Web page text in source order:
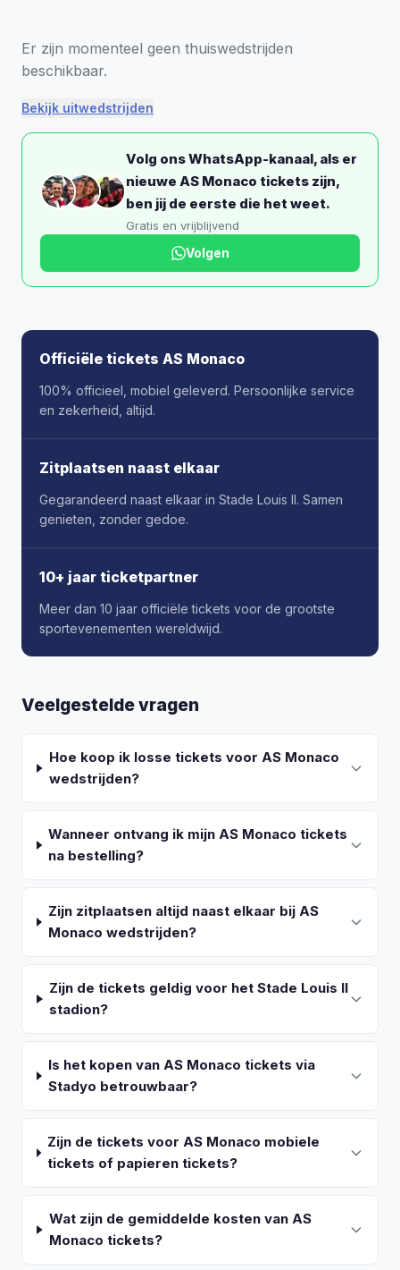
Er zijn momenteel geen thuiswedstrijden
beschikbaar.
Bekijk uitwedstrijden
Volg ons WhatsApp-kanaal, als er
nieuwe AS Monaco tickets zijn,
ben jij de eerste die het weet.
Gratis en vrijblijvend
Volgen
Officiële tickets AS Monaco
100% officieel, mobiel geleverd. Persoonlijke service
en zekerheid, altijd.
Zitplaatsen naast elkaar
Gegarandeerd naast elkaar in Stade Louis II. Samen
genieten, zonder gedoe.
10+ jaar ticketpartner
Meer dan 10 jaar officiële tickets voor de grootste
sportevenementen wereldwijd.
Veelgestelde vragen
Hoe koop ik losse tickets voor AS Monaco
wedstrijden?
Wanneer ontvang ik mijn AS Monaco tickets
na bestelling?
Zijn zitplaatsen altijd naast elkaar bij AS
Monaco wedstrijden?
Zijn de tickets geldig voor het Stade Louis II
stadion?
Is het kopen van AS Monaco tickets via
Stadyo betrouwbaar?
Zijn de tickets voor AS Monaco mobiele
tickets of papieren tickets?
Wat zijn de gemiddelde kosten van AS
Monaco tickets?